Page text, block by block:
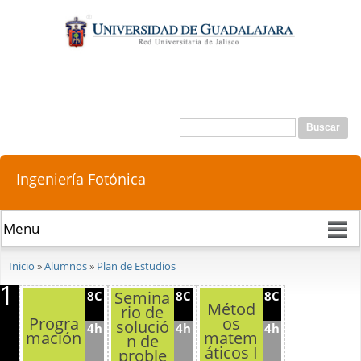
contenido
principal
Formulario de búsqueda
Buscar
Ingeniería Fotónica
Inicio »Alumnos» Plan de Estudios
1
Progra
mación
8C
4h
Semina
rio de
solució
n de
proble
8C
4h
Métod
os
matem
áticos I
8C
4h